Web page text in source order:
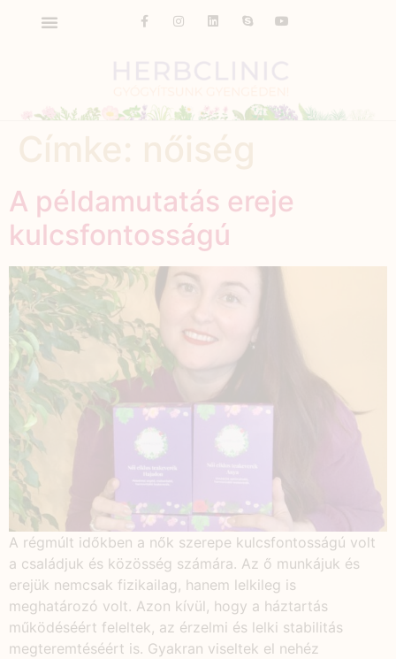
A példamutatás ereje
kulcsfontosságú
A régmúlt időkben a nők szerepe kulcsfontosságú volt
a családjuk és közösség számára. Az ő munkájuk és
erejük nemcsak fizikailag, hanem lelkileg is
meghatározó volt. Azon kívül, hogy a háztartás
működéséért feleltek, az érzelmi és lelki stabilitás
megteremtéséért is. Gyakran viseltek el nehéz